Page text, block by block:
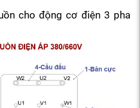
cho động cơ điện 3 pha